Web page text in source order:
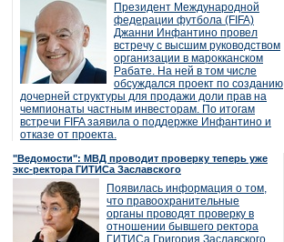
Президент Международной
федерации футбола (FIFA)
Джанни Инфантино провел
встречу с высшим руководством
организации в марокканском
Рабате. На ней в том числе
обсуждался проект по созданию
дочерней структуры для продажи доли прав на
чемпионаты частным инвесторам. По итогам
встречи FIFA заявила о поддержке Инфантино и
отказе от проекта.
"Ведомости": МВД проводит проверку теперь уже
экс-ректора ГИТИСа Заславского
Появилась информация о том,
что правоохранительные
органы проводят проверку в
отношении бывшего ректора
ГИТИСа Григория Заславского.